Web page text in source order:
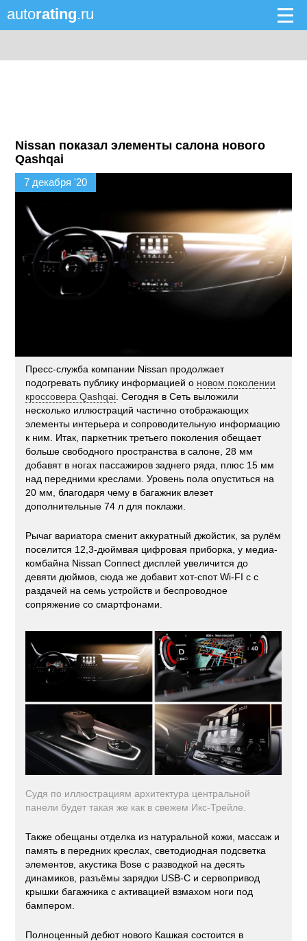
autorating.ru
Nissan показал элементы салона нового
Qashqai
7 декабря '20
Пресс-служба компании Nissan продолжает
подогревать публику информацией о новом поколении
кроссовера Qashqai . Сегодня в Сеть выложили
несколько иллюстраций частично отображающих
элементы интерьера и сопроводительную информацию
к ним. Итак, паркетник третьего поколения обещает
больше свободного пространства в салоне, 28 мм
добавят в ногах пассажиров заднего ряда, плюс 15 мм
над передними креслами. Уровень пола опуститься на
20 мм, благодаря чему в багажник влезет
дополнительные 74 л для поклажи.
Рычаг вариатора сменит аккуратный джойстик, за рулём
поселится 12,3-дюймвая цифровая приборка, у медиа-
комбайна Nissan Connect дисплей увеличится до
девяти дюймов, сюда же добавит хот-спот Wi-FI c с
раздачей на семь устройств и беспроводное
сопряжение со смартфонами.
Судя по иллюстрациям архитектура центральной
панели будет такая же как в свежем Икс-Трейле.
Также обещаны отделка из натуральной кожи, массаж и
память в передних креслах, светодиодная подсветка
элементов, акустика Bose с разводкой на десять
динамиков, разъёмы зарядки USB-C и сервопривод
крышки багажника с активацией взмахом ноги под
бампером.
Полноценный дебют нового Кашкая состоится в